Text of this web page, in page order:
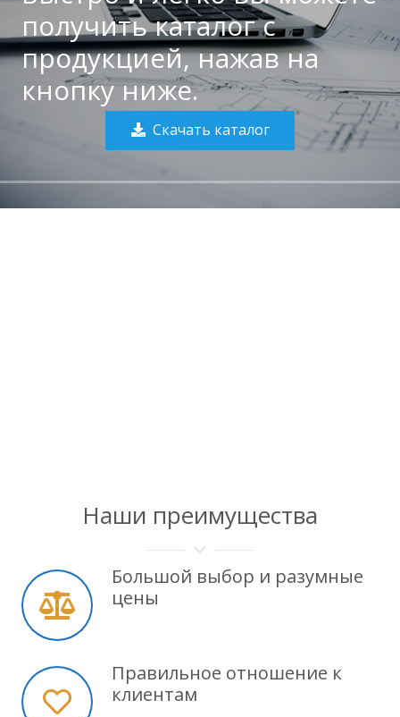
получить каталог с
продукцией, нажав на
кнопку ниже.
Скачать каталог
Наши преимущества
Большой выбор и разумные
цены
Правильное отношение к
клиентам